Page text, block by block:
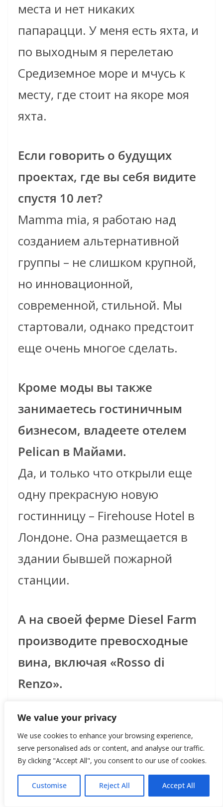
We value your privacy
We use cookies to enhance your browsing experience,
serve personalised ads or content, and analyse our traffic.
By clicking "Accept All", you consent to our use of cookies.
Customise Reject All Accept All
места и нет никаких
папарацци. У меня есть яхта, и
по выходным я перелетаю
Средиземное море и мчусь к
месту, где стоит на якоре моя
яхта.
Если говорить о будущих
проектах, где вы себя видите
спустя 10 лет?
Маmma mia, я работаю над
созданием альтернативной
группы – не слишком крупной,
но инновационной,
современной, стильной. Мы
стартовали, однако предстоит
еще очень многое сделать.
Кроме моды вы также
занимаетесь гостиничным
бизнесом, владеете отелем
Pelican в Майами.
Да, и только что открыли еще
одну прекрасную новую
гостинницу – Firehouse Hotel в
Лондоне. Она размещается в
здании бывшей пожарной
станции.
А на cвоей ферме Diesel Farm
производите превосходные
вина, включая «Rosso di
Renzo».
качества. А еще мы
производим великолепное
оливковое масло. В этом году
через свою семейную